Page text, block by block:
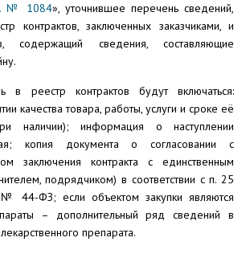
№ 1084», уточнившее перечень сведений,
контрактов, заключенных заказчиками, и
содержащий сведения, составляющие
в реестр контрактов будут включаться:
качества товара, работы, услуги и сроке её
наличии); информация о наступлении
копия документа о согласовании с
заключения контракта с единственным
подрядчиком) в соответствии с п. 25
44-ФЗ; если объектом закупки являются
– дополнительный ряд сведений в
препарата.